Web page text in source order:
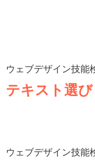
ウェブデザイン技能
テキスト選び
ウェブデザイン技能